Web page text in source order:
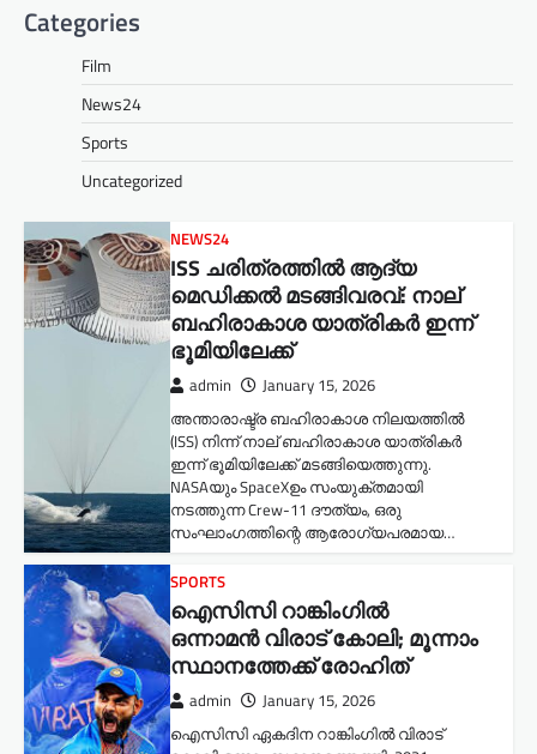
Categories
Film
News24
Sports
Uncategorized
NEWS24
ISS ചരിത്രത്തിൽ ആദ്യ
മെഡിക്കൽ മടങ്ങിവരവ്: നാല്
ബഹിരാകാശ യാത്രികർ ഇന്ന്
ഭൂമിയിലേക്ക്
admin January 15, 2026
അന്താരാഷ്ട്ര ബഹിരാകാശ നിലയത്തിൽ
(ISS) നിന്ന് നാല് ബഹിരാകാശ യാത്രികർ
ഇന്ന് ഭൂമിയിലേക്ക് മടങ്ങിയെത്തുന്നു.
NASAയും SpaceXഉം സംയുക്തമായി
നടത്തുന്ന Crew-11 ദൗത്യം, ഒരു
സംഘാംഗത്തിന്റെ ആരോഗ്യപരമായ…
SPORTS
ഐസിസി റാങ്കിംഗിൽ
ഒന്നാമൻ വിരാട് കോലി; മൂന്നാം
സ്ഥാനത്തേക്ക് രോഹിത്
admin January 15, 2026
ഐസിസി ഏകദിന റാങ്കിംഗിൽ വിരാട്